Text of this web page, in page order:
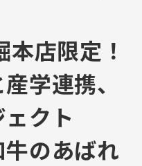
店限定！
学連携、
クト
牛のあばれ